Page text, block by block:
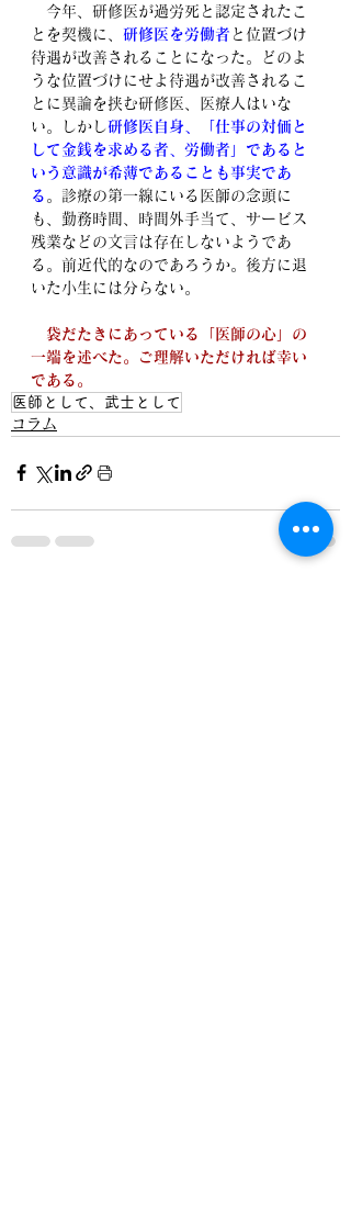
今年、 研修医が過労死 と認定されたこ
とを契機に、 研修医を労働者 と位置づけ
待遇が改善されることになった。どのよ
うな位置づけにせよ待遇が改善されるこ
とに異論を挟む研修医、医療人はいな
い。しかし研修医自身、「仕事の対価と
して金銭を求める者、労働者」であると
いう意識が希薄であることも事実であ
る
。診療の第一線にいる医師の念頭に
も、勤務時間、時間外手当て、サービス
残業などの文言は存在しないようであ
る。前近代的なのであろうか。後方に退
いた小生には分らない。
袋だたきにあっている「医師の心」の
一端を述べた。ご理解いただければ幸い
である。
医師として、武士として
コラム